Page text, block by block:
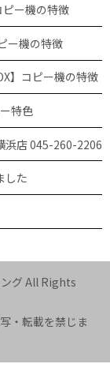
ー機の特徴
ー機の特徴
】コピー機の特徴
特色
店 045-260-2206
した
グ All Rights
・転載を禁じま